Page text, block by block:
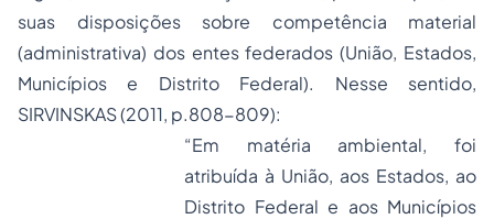
suas disposições sobre competência material
(administrativa) dos entes federados (União, Estados,
Municípios e Distrito Federal). Nesse sentido,
SIRVINSKAS (2011, p.808-809):
“Em matéria ambiental, foi
atribuída à União, aos Estados, ao
Distrito Federal e aos Municípios